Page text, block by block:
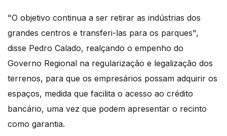
"O objetivo continua a ser retirar as indústrias dos
grandes centros e transferi-las para os parques",
disse Pedro Calado, realçando o empenho do
Governo Regional na regularização e legalização dos
terrenos, para que os empresários possam adquirir os
espaços, medida que facilita o acesso ao crédito
bancário, uma vez que podem apresentar o recinto
como garantia.